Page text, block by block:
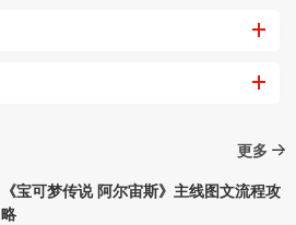
更多
《宝可梦传说 阿尔宙斯》主线图文流程攻
略